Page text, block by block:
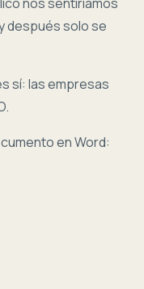
nos sentiríamos
después solo se
sí: las empresas
en Word: